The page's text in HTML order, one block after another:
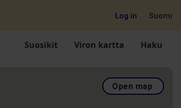
Log in Suomi
Suosikit Viron kartta Haku
Open map